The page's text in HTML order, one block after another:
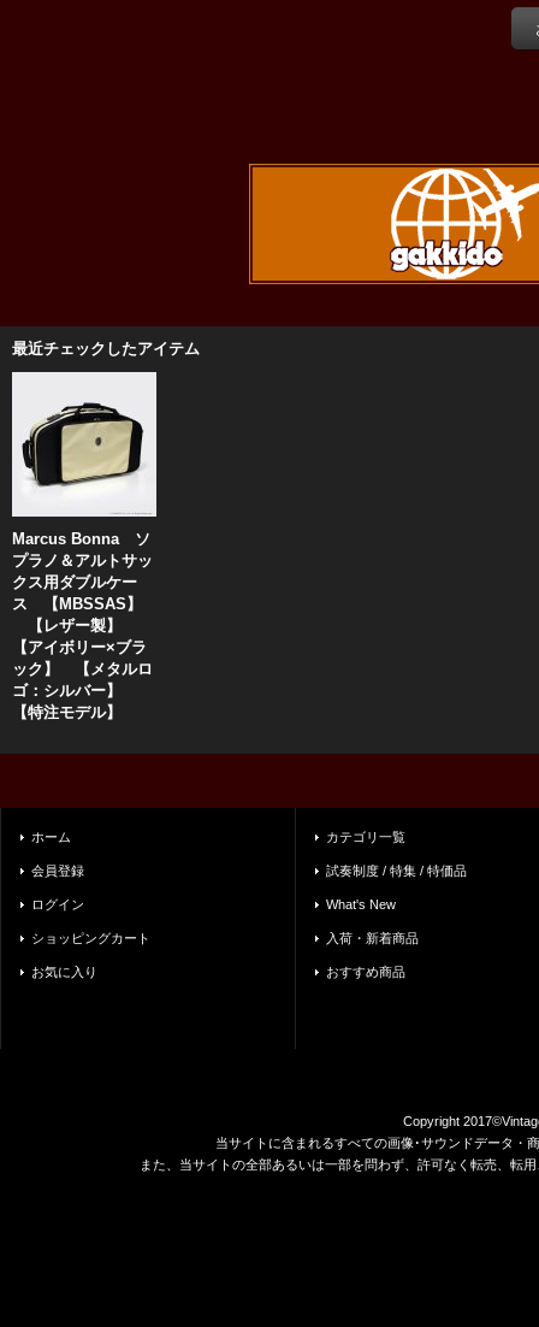
最近チェックしたアイテム
Marcus Bonna ソ
プラノ＆アルトサッ
クス用ダブルケー
ス 【MBSSAS】
【レザー製】
【アイボリー×ブラ
ック】 【メタルロ
ゴ：シルバー】
【特注モデル】
ホーム
会員登録
ログイン
ショッピングカート
お気に入り
カテゴリ一覧
試奏制度 / 特集 / 特価品
What's New
入荷・新着商品
おすすめ商品
Copyright
当サイトに含まれるすべての画像･サウンドデータ・
また、当サイトの全部あるいは一部を問わず、許可なく転売、転